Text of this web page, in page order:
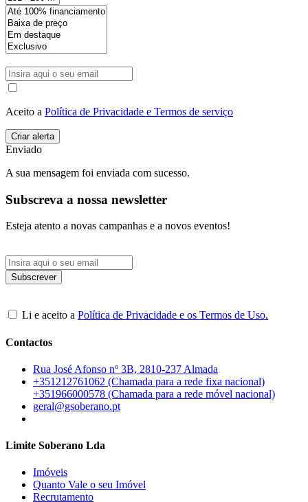
Aceito a Política de Privacidade e Termos de serviço
Enviado
A sua mensagem foi enviada com sucesso.
Subscreva a nossa newsletter
Esteja atento a novas campanhas e a novos eventos!
Li e aceito a Política de Privacidade e os Termos de Uso.
Contactos
Rua José Afonso nº 3B, 2810-237 Almada
+351212761062 (Chamada para a rede fixa nacional)
+351966000578 (Chamada para a rede móvel nacional)
geral@gsoberano.pt
Limite Soberano Lda
Imóveis
Quanto Vale o seu Imóvel
Recrutamento